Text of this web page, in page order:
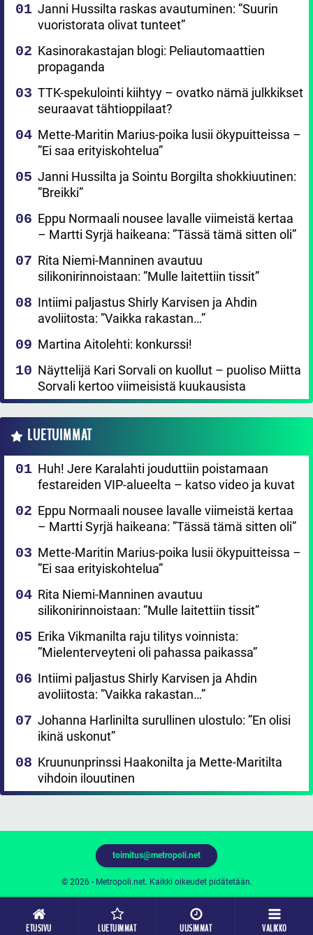
ETUSIVU LUETUIMMAT UUSIMMAT VALIKKO
Janni Hussilta raskas avautuminen: ”Suurin
vuoristorata olivat tunteet”
Kasinorakastajan blogi: Peliautomaattien
propaganda
TTK-spekulointi kiihtyy – ovatko nämä julkkikset
seuraavat tähtioppilaat?
Mette-Maritin Marius-poika lusii ökypuitteissa –
”Ei saa erityiskohtelua”
Janni Hussilta ja Sointu Borgilta shokkiuutinen:
”Breikki”
Eppu Normaali nousee lavalle viimeistä kertaa
– Martti Syrjä haikeana: ”Tässä tämä sitten oli”
Rita Niemi-Manninen avautuu
silikonirinnoistaan: ”Mulle laitettiin tissit”
Intiimi paljastus Shirly Karvisen ja Ahdin
avoliitosta: ”Vaikka rakastan…”
Martina Aitolehti: konkurssi!
Näyttelijä Kari Sorvali on kuollut – puoliso Miitta
Sorvali kertoo viimeisistä kuukausista
LUETUIMMAT
Huh! Jere Karalahti jouduttiin poistamaan
festareiden VIP-alueelta – katso video ja kuvat
Eppu Normaali nousee lavalle viimeistä kertaa
– Martti Syrjä haikeana: ”Tässä tämä sitten oli”
Mette-Maritin Marius-poika lusii ökypuitteissa –
”Ei saa erityiskohtelua”
Rita Niemi-Manninen avautuu
silikonirinnoistaan: ”Mulle laitettiin tissit”
Erika Vikmanilta raju tilitys voinnista:
”Mielenterveyteni oli pahassa paikassa”
Intiimi paljastus Shirly Karvisen ja Ahdin
avoliitosta: ”Vaikka rakastan…”
Johanna Harlinilta surullinen ulostulo: ”En olisi
ikinä uskonut”
Kruununprinssi Haakonilta ja Mette-Maritilta
vihdoin ilouutinen
© 2026 - Metropoli.net. Kaikki oikeudet pidätetään.
toimitus@metropoli.net